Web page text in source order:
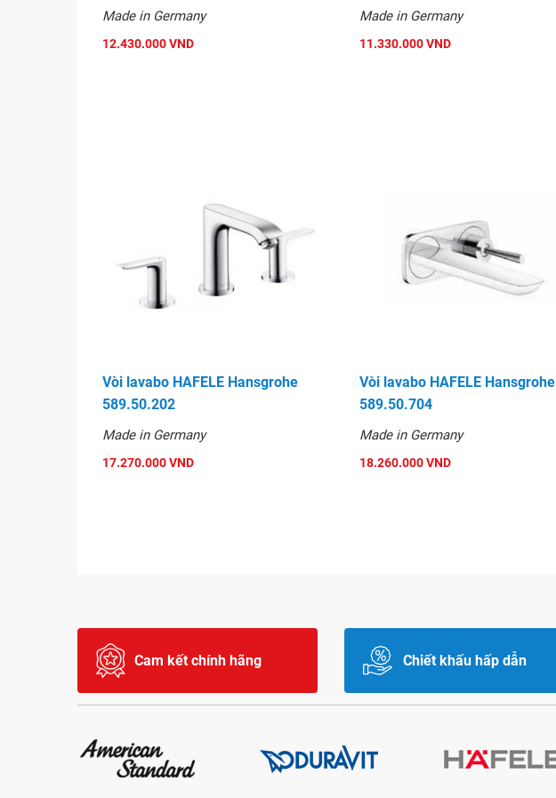
Made in Germany
12.430.000 VND
Made in Germany
11.330.000 VND
Vòi lavabo HAFELE Hansgrohe
589.50.202
Made in Germany
17.270.000 VND
Vòi lavabo HAFELE Hansgrohe
589.50.704
Made in Germany
18.260.000 VND
Cam kết chính hãng Chiết khấu hấp dẫn